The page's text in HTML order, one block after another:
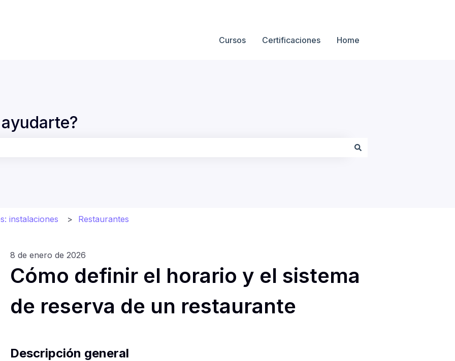
de
Cursos Certificaciones Home
instalaciones Restaurantes
8 de enero de 2026
Cómo definir el horario y el sistema
de reserva de un restaurante
Descripción general